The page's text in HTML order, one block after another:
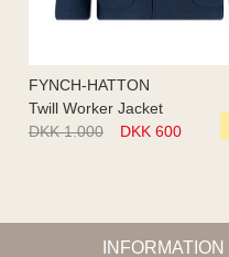
FYNCH-HATTON
Twill Worker Jacket
DKK 1.000
DKK 600
INFORMATION